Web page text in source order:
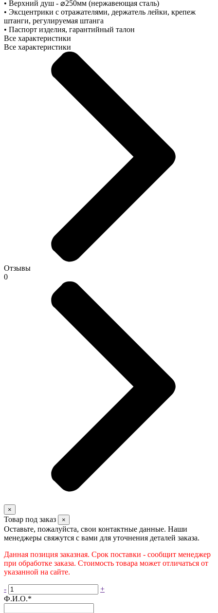
• Верхний душ - ⌀250мм (нержавеющая сталь)
• Эксцентрики с отражателями, держатель лейки, крепеж
штанги, регулируемая штанга
• Паспорт изделия, гарантийный талон
Все характеристики
Все характеристики
Отзывы
0
×
Товар под заказ ×
Оставьте, пожалуйста, свои контактные данные. Наши
менеджеры свяжутся с вами для уточнения деталей заказа.
Данная позиция заказная. Срок поставки - сообщит менеджер
при обработке заказа. Стоимость товара может отличаться от
указанной на сайте.
-
+
Ф.И.О.*